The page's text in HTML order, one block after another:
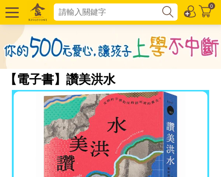
0
【電子書】讚美洪水